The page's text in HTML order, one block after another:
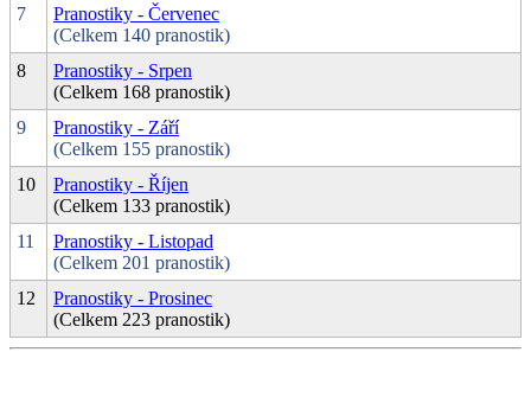
7
Pranostiky - Červenec
(Celkem 140 pranostik)
8
Pranostiky - Srpen
(Celkem 168 pranostik)
9
Pranostiky - Září
(Celkem 155 pranostik)
10
Pranostiky - Říjen
(Celkem 133 pranostik)
11
Pranostiky - Listopad
(Celkem 201 pranostik)
12
Pranostiky - Prosinec
(Celkem 223 pranostik)